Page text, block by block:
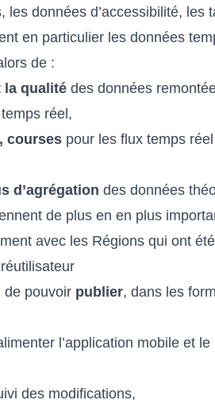
les données d’accessibilité,
en particulier les données
de :
la qualité des données
réel,
courses pour les flux temps
d’agrégation des données
de plus en en plus
avec les Régions qui ont
de pouvoir publier, dans les
l’application mobile et
des modifications,